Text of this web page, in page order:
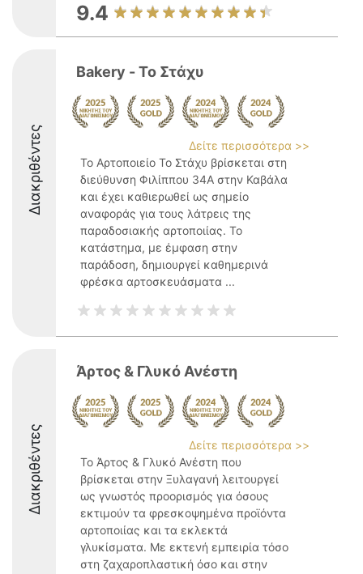
9.4
Διακριθέντες
Bakery - Το Στάχυ
Δείτε περισσότερα >>
Το Αρτοποιείο Το Στάχυ βρίσκεται στη
διεύθυνση Φιλίππου 34Α στην Καβάλα
και έχει καθιερωθεί ως σημείο
αναφοράς για τους λάτρεις της
παραδοσιακής αρτοποιίας. Το
κατάστημα, με έμφαση στην
παράδοση, δημιουργεί καθημερινά
φρέσκα αρτοσκευάσματα ...
Διακριθέντες
Άρτος & Γλυκό Ανέστη
Δείτε περισσότερα >>
Το Άρτος & Γλυκό Ανέστη που
βρίσκεται στην Ξυλαγανή λειτουργεί
ως γνωστός προορισμός για όσους
εκτιμούν τα φρεσκοψημένα προϊόντα
αρτοποιίας και τα εκλεκτά
γλυκίσματα. Με εκτενή εμπειρία τόσο
στη ζαχαροπλαστική όσο και στην